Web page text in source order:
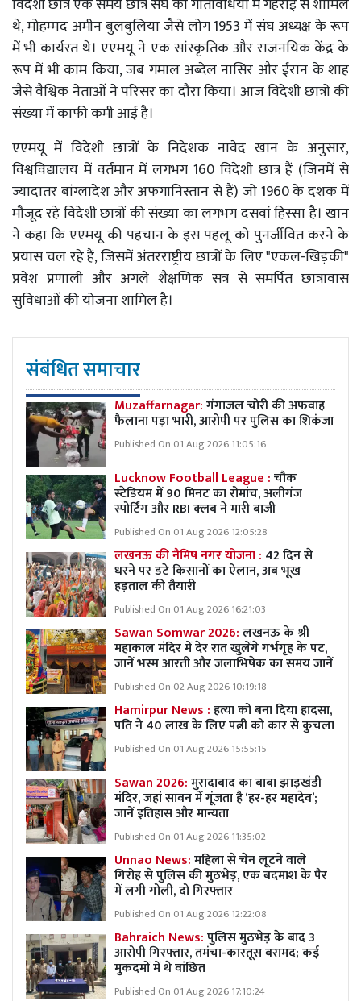
थे, मोहम्मद अमीन बुलबुलिया जैसे लोग 1953 में संघ अध्यक्ष के रूप
में भी कार्यरत थे। एएमयू ने एक सांस्कृतिक और राजनयिक केंद्र के
रूप में भी काम किया, जब गमाल अब्देल नासिर और ईरान के शाह
जैसे वैश्विक नेताओं ने परिसर का दौरा किया। आज विदेशी छात्रों की
संख्या में काफी कमी आई है।
एएमयू में विदेशी छात्रों के निदेशक नावेद खान के अनुसार,
विश्वविद्यालय में वर्तमान में लगभग 160 विदेशी छात्र हैं (जिनमें से
ज्यादातर बांग्लादेश और अफगानिस्तान से हैं) जो 1960 के दशक में
मौजूद रहे विदेशी छात्रों की संख्या का लगभग दसवां हिस्सा है। खान
ने कहा कि एएमयू की पहचान के इस पहलू को पुनर्जीवित करने के
प्रयास चल रहे हैं, जिसमें अंतरराष्ट्रीय छात्रों के लिए "एकल-खिड़की"
प्रवेश प्रणाली और अगले शैक्षणिक सत्र से समर्पित छात्रावास
सुविधाओं की योजना शामिल है।
संबंधित समाचार
Muzaffarnagar:गंगाजल चोरी की अफवाह
फैलाना पड़ा भारी, आरोपी पर पुलिस का शिकंजा
Published On 01 Aug 2026 11:05:16
Lucknow Football League :चौक
स्टेडियम में 90 मिनट का रोमांच, अलीगंज
स्पोर्टिंग और RBI क्लब ने मारी बाजी
Published On 01 Aug 2026 12:05:28
लखनऊ की नैमिष नगर योजना : 42 दिन से
धरने पर डटे किसानों का ऐलान, अब भूख
हड़ताल की तैयारी
Published On 01 Aug 2026 16:21:03
Sawan Somwar 2026:लखनऊ के श्री
महाकाल मंदिर में देर रात खुलेंगे गर्भगृह के पट,
जानें भस्म आरती और जलाभिषेक का समय जानें
Published On 02 Aug 2026 10:19:18
Hamirpur News :हत्या को बना दिया हादसा,
पति ने 40 लाख के लिए पत्नी को कार से कुचला
Published On 01 Aug 2026 15:55:15
Sawan 2026:मुरादाबाद का बाबा झाड़खंडी
मंदिर, जहां सावन में गूंजता है ‘हर-हर महादेव’;
जानें इतिहास और मान्यता
Published On 01 Aug 2026 11:35:02
Unnao News:महिला से चेन लूटने वाले
गिरोह से पुलिस की मुठभेड़, एक बदमाश के पैर
में लगी गोली, दो गिरफ्तार
Published On 01 Aug 2026 12:22:08
Bahraich News:पुलिस मुठभेड़ के बाद 3
आरोपी गिरफ्तार, तमंचा-कारतूस बरामद; कई
मुकदमों में थे वांछित
Published On 01 Aug 2026 17:10:24